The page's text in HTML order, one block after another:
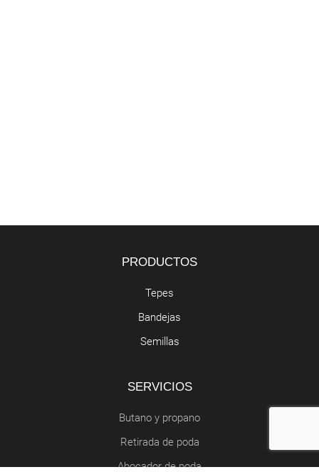
PRODUCTOS
Tepes
Bandejas
Semillas
SERVICIOS
Butano y propano
Retirada de poda
Abocador de poda